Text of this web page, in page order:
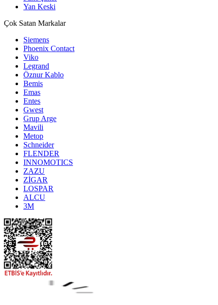
Yan Keski
Çok Satan Markalar
Siemens
Phoenix Contact
Viko
Legrand
Öznur Kablo
Bemis
Emas
Entes
Gwest
Grup Arge
Mavili
Metop
Schneider
FLENDER
INNOMOTICS
ZAZU
ZİGAR
LOSPAR
ALCU
3M